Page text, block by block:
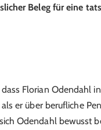
Beleg für eine
Florian Odendahl
er über berufliche
Odendahl bewusst